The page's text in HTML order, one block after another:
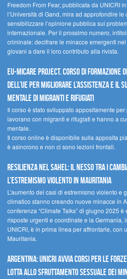
Freedom From Fear, pubblicata da UNICRI
l’Università di Gand, mira ad approfondire le
sensibilizzare l’opinione pubblica sui
internazionale. Per il prossimo numero,
criminale: decifrare le minacce emergenti
giovani a dare il loro contributo alla rivista.
EU-MiCare Project. Corso di
dell’UE per migliorare l’assistenza e il
mentale di migranti e rifugiati
Il corso è stato sviluppato appositamente
lavorano con migranti e rifugiati e hanno a
mentale.
Il corso online è disponibile sulla apposita
è asincrono e non ci sono lezioni frontali.
Resilienza nel Sahel: il nesso tra i
l’estremismo violento in Mauritania
L’aumento dei casi di estremismo violento e
climatico stanno creando nuove minacce in
conferenza “Climate Talks” di giugno 2025
risposte urgenti e coordinate e la Germania,
UNICRI, è in prima linea per affrontarle, con
Mauritania.
Argentina: UNICRI avvia corsi per le
lotta allo sfruttamento sessuale dei